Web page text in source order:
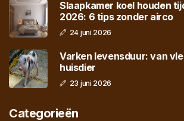
Slaapkamer koel houden
2026: 6 tips zonder airco
24 juni 2026
Varken levensduur: van
huisdier
23 juni 2026
Categorieën